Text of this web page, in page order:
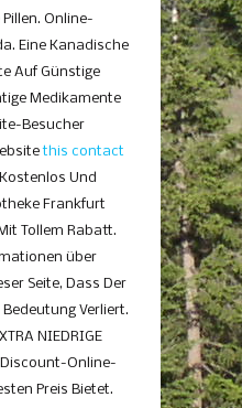
Online-
Eine Kanadische
Auf Günstige
Medikamente
Besucher
this contact
Und
Frankfurt
Tollem Rabatt.
über
Seite, Dass Der
Verliert.
NIEDRIGE
Discount-Online-
Preis Bietet.